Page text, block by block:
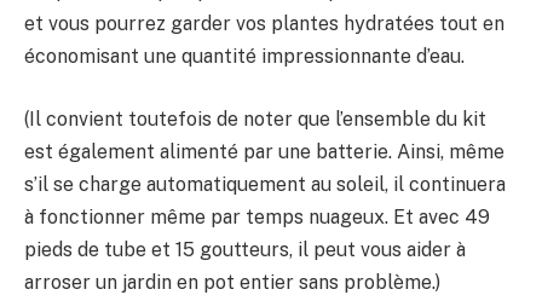
et vous pourrez garder vos plantes hydratées tout en
économisant une quantité impressionnante d’eau.
(Il convient toutefois de noter que l’ensemble du kit
est également alimenté par une batterie. Ainsi, même
s’il se charge automatiquement au soleil, il continuera
à fonctionner même par temps nuageux. Et avec 49
pieds de tube et 15 goutteurs, il peut vous aider à
arroser un jardin en pot entier sans problème.)